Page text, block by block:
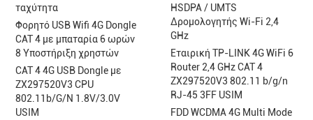
ταχύτητα
Φορητό USB Wifi 4G Dongle
CAT 4 με μπαταρία 6 ωρών
8 Υποστήριξη χρηστών
CAT 4 4G USB Dongle με
ZX297520V3 CPU
802.11b/G/N 1.8V/3.0V
USIM
HSDPA / UMTS
Δρομολογητής Wi-Fi 2,4
GHz
Εταιρική TP-LINK 4G WiFi 6
Router 2,4 GHz CAT 4
ZX297520V3 802.11 b/g/n
RJ-45 3FF USIM
FDD WCDMA 4G Multi Mode